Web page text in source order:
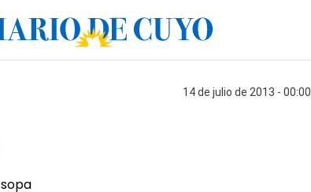
14 de julio de 2013 - 00:00